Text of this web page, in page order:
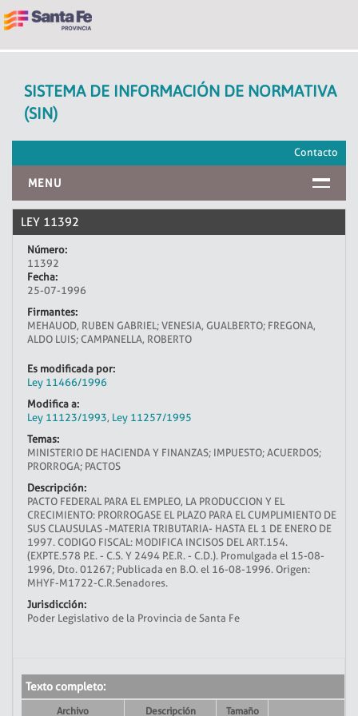
SISTEMA DE INFORMACIÓN DE NORMATIVA
(SIN)
Contacto
MENU
INICIO
LEY 11392
Número:
11392
Fecha:
25-07-1996
Firmantes:
MEHAUOD, RUBEN GABRIEL; VENESIA, GUALBERTO; FREGONA,
ALDO LUIS; CAMPANELLA, ROBERTO
Es modificada por:
Ley 11466/1996
Modifica a:
Ley 11123/1993, Ley 11257/1995
Temas:
MINISTERIO DE HACIENDA Y FINANZAS; IMPUESTO; ACUERDOS;
PRORROGA; PACTOS
Descripción:
PACTO FEDERAL PARA EL EMPLEO, LA PRODUCCION Y EL
CRECIMIENTO: PRORROGASE EL PLAZO PARA EL CUMPLIMIENTO DE
SUS CLAUSULAS -MATERIA TRIBUTARIA- HASTA EL 1 DE ENERO DE
1997. CODIGO FISCAL: MODIFICA INCISOS DEL ART.154.
(EXPTE.578 P.E. - C.S. Y 2494 P.E.R. - C.D.). Promulgada el 15-08-
1996, Dto. 01267; Publicada en B.O. el 16-08-1996. Origen:
MHYF-M1722-C.R.Senadores.
Jurisdicción:
Poder Legislativo de la Provincia de Santa Fe
Texto completo:
Archivo Descripción Tamaño